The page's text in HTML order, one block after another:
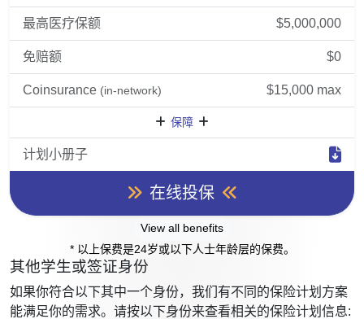
最高医疗保额 $5,000,000
免赔额 $0
Coinsurance (in-network) $15,000 max
保障
计划小册子
在线投保
View all benefits
* 以上保费是24岁或以下人士年龄层的保费。
其他学生或签证身份
如果你符合以下其中一个身份，我们有不同的保险计划方案
能满足你的需求。请按以下身份来查看相关的保险计划信息: